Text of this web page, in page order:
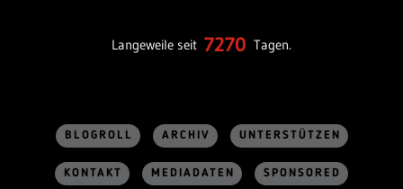
Langeweile seit 7270 Tagen.
BLOGROLL ARCHIV UNTERSTÜTZEN
KONTAKT MEDIADATEN SPONSORED